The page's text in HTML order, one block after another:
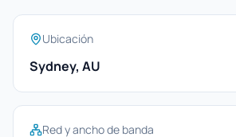
Ubicación
Sydney, AU
Red y ancho de banda